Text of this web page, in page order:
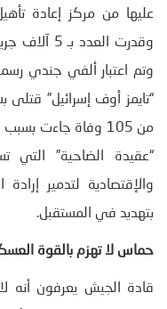
عليها من مركز إعادة
وتم اعتبار ألفي جندي
من 105 وفاة جاءت
“عقيدة الضاحية” التي
والإقتصادية لتدمير
بتهديد في المستقبل.
حماس لا تهزم بالقوة
قادة الجيش يعرفون أنه